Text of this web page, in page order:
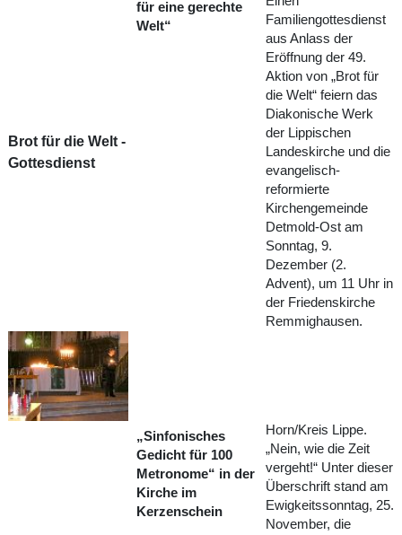
Brot für die Welt -
Gottesdienst
für eine gerechte
Welt“
Familiengottesdienst
aus Anlass der
Eröffnung der 49.
Aktion von „Brot für
die Welt“ feiern das
Diakonische Werk
der Lippischen
Landeskirche und die
evangelisch-
reformierte
Kirchengemeinde
Detmold-Ost am
Sonntag, 9.
Dezember (2.
Advent), um 11 Uhr in
der Friedenskirche
Remmighausen.
„Sinfonisches
Gedicht für 100
Metronome“ in der
Kirche im
Kerzenschein
Horn/Kreis Lippe.
„Nein, wie die Zeit
vergeht!“ Unter dieser
Überschrift stand am
Ewigkeitssonntag, 25.
November, die